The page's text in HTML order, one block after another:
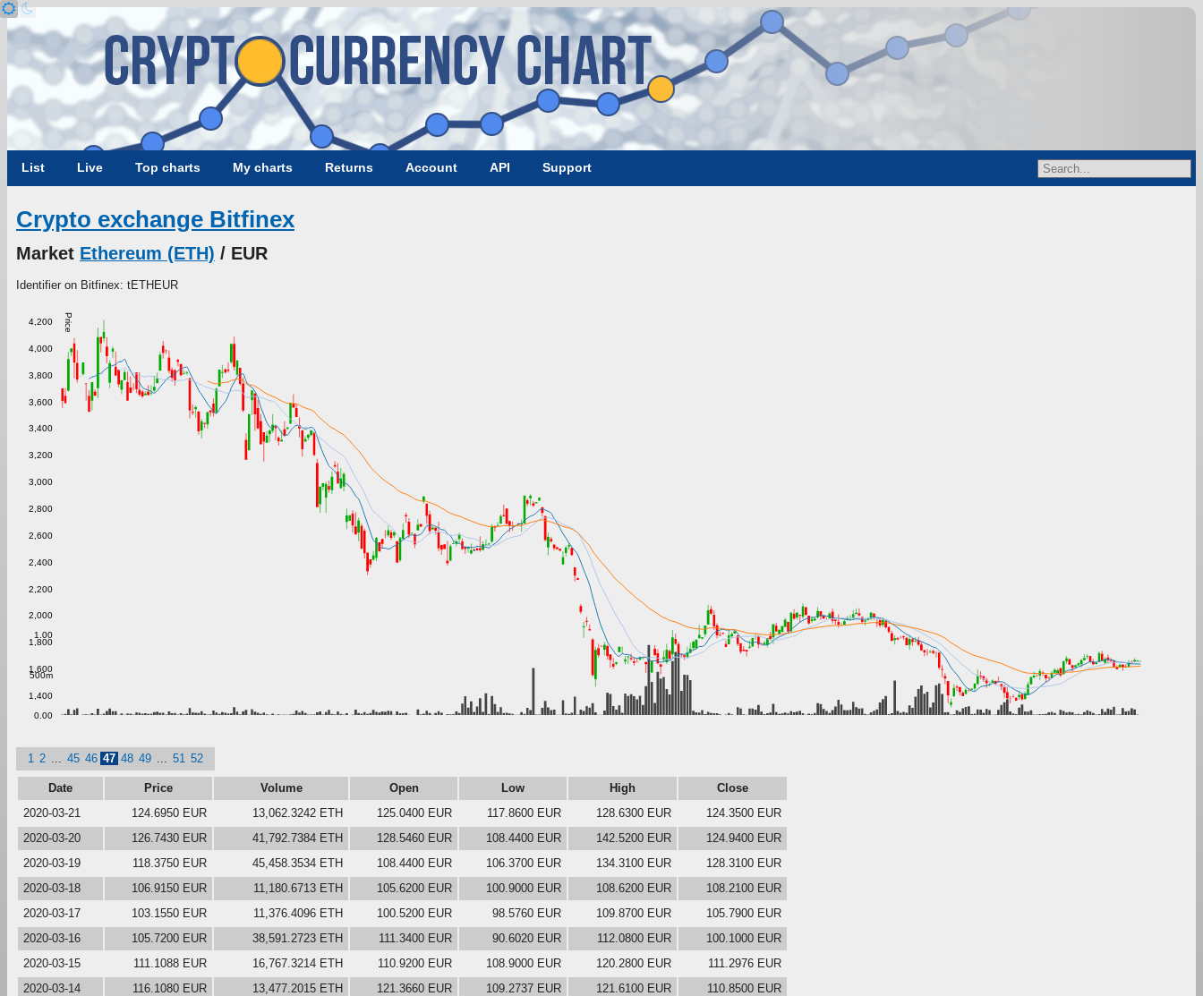
List Live Top charts My charts Returns Account API Support
Crypto exchange Bitfinex
Market Ethereum (ETH) / EUR
Identifier on Bitfinex: tETHEUR
Price
1,400
1,600
1,800
2,000
2,200
2,400
2,600
2,800
3,000
3,200
3,400
3,600
3,800
4,000
4,200
0.00
500m
1.00
1 2 45 46 47 48 49 51 52
Date Price Volume Open Low High
Close
2020-03-21
124.6950 EUR 13,062.3242 ETH 125.0400 EUR 117.8600 EUR 128.6300 EUR
124.3500 EUR
2020-03-20
126.7430 EUR 41,792.7384 ETH 128.5460 EUR 108.4400 EUR 142.5200 EUR
124.9400 EUR
2020-03-19
118.3750 EUR 45,458.3534 ETH 108.4400 EUR 106.3700 EUR 134.3100 EUR
128.3100 EUR
2020-03-18
106.9150 EUR 11,180.6713 ETH 105.6200 EUR 100.9000 EUR 108.6200 EUR
108.2100 EUR
2020-03-17
103.1550 EUR 11,376.4096 ETH 100.5200 EUR 98.5760 EUR 109.8700 EUR
105.7900 EUR
2020-03-16
105.7200 EUR 38,591.2723 ETH 111.3400 EUR 90.6020 EUR 112.0800 EUR
100.1000 EUR
2020-03-15
111.1088 EUR 16,767.3214 ETH 110.9200 EUR 108.9000 EUR 120.2800 EUR
111.2976 EUR
2020-03-14
116.1080 EUR 13,477.2015 ETH 121.3660 EUR 109.2737 EUR 121.6100 EUR
110.8500 EUR